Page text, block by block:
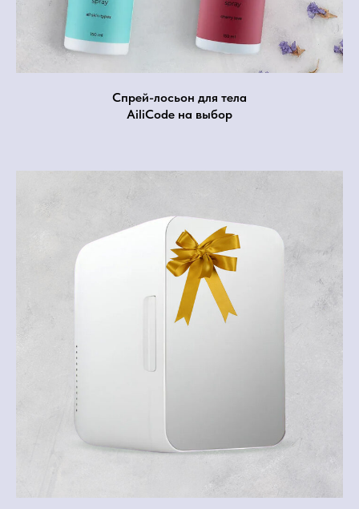
Спрей-лосьон для тела
AiliCode на выбор